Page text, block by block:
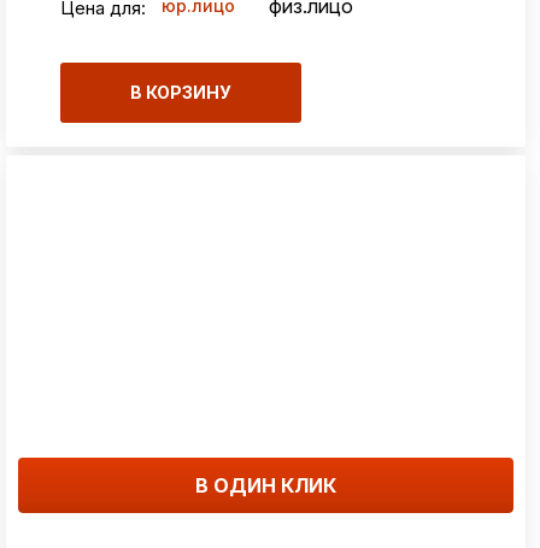
Цена для: юр.лицо физ.лицо
В КОРЗИНУ
В ОДИН КЛИК